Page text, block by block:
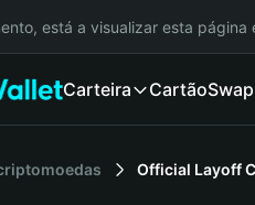
está a visualizar esta página
Carteira CartãoSwap
Official Layoff